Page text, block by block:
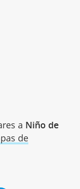
a Niño de
de